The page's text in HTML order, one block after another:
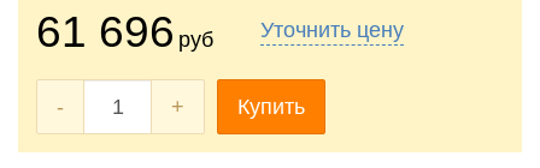
61 696 руб
- + Купить
Уточнить цену